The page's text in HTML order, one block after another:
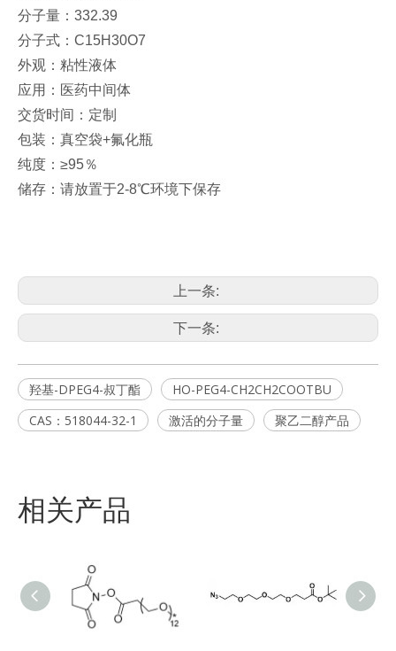
分子量：332.39
分子式：C15H30O7
外观：粘性液体
应用：医药中间体
交货时间：定制
包装：真空袋+氟化瓶
纯度：≥95％
储存：请放置于2-8℃环境下保存
上一条:
下一条:
羟基-DPEG4-叔丁酯
HO-PEG4-CH2CH2COOTBU
CAS：518044-32-1
激活的分子量 聚乙二醇产品
相关产品